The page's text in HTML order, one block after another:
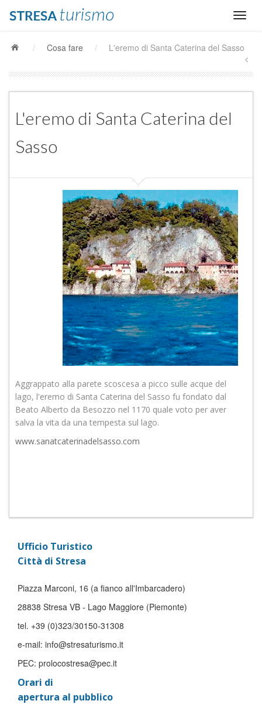
/ Cosa fare / L'eremo di Santa Caterina del Sasso
L'eremo di Santa Caterina del
Sasso
Aggrappato alla parete scoscesa a picco sulle acque del
lago, l'eremo di Santa Caterina del Sasso fu fondato dal
Beato Alberto da Besozzo nel 1170 quale voto per aver
salva la vita da una tempesta sul lago.
www.sanatcaterinadelsasso.com
Ufficio Turistico
Città di Stresa
Piazza Marconi, 16 (a fianco all'Imbarcadero)
28838 Stresa VB - Lago Maggiore (Piemonte)
tel. +39 (0)323/30150-31308
e-mail: info@stresaturismo.it
PEC: prolocostresa@pec.it
Orari di
apertura al pubblico